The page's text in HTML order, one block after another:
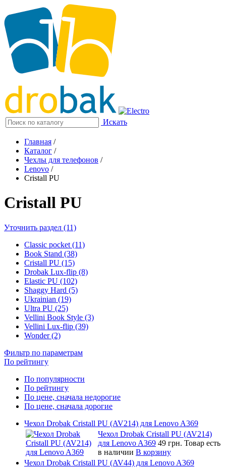
Искать
Главная /
Каталог /
Чехлы для телефонов /
Lenovo /
Cristall PU
Cristall PU
Уточнить раздел (11)
Classic pocket (11)
Book Stand (38)
Cristall PU (15)
Drobak Lux-flip (8)
Elastic PU (102)
Shaggy Hard (5)
Ukrainian (19)
Ultra PU (25)
Vellini Book Style (3)
Vellini Lux-flip (39)
Wonder (2)
Фильтр по параметрам
По рейтингу
По популярности
По рейтингу
По цене, сначала недорогие
По цене, сначала дорогие
Чехол Drobak Cristall PU (AV214) для Lenovo A369
Чехол Drobak Cristall PU (AV214)
для Lenovo A369 49 грн. Товар есть
в наличии В корзину
Чехол Drobak Cristall PU (AV44) для Lenovo A369